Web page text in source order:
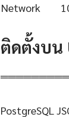
Network
ติดตั้งบน
PostgreSQL